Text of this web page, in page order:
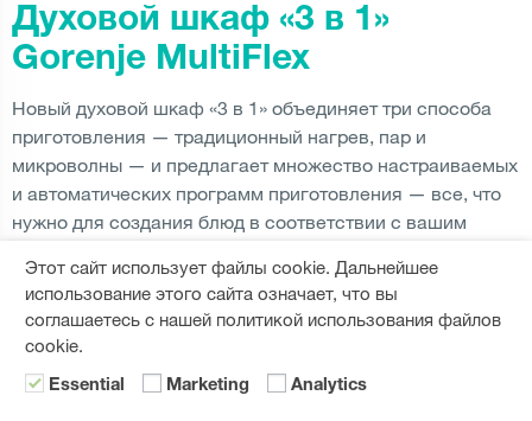
Духовой шкаф «3 в 1»
Gorenje MultiFlex
Новый духовой шкаф «3 в 1» объединяет три способа
приготовления — традиционный нагрев, пар и
микроволны — и предлагает множество настраиваемых
и автоматических программ приготовления — все, что
нужно для создания блюд в соответствии с вашим
ЧИТАТЬ ДАЛЬШЕ
Этот сайт использует файлы cookie. Дальнейшее
использование этого сайта означает, что вы
соглашаетесь с нашей политикой использования файлов
cookie.
Essential Marketing Analytics